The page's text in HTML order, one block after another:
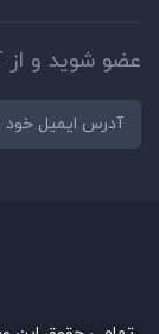
عضو شوید و